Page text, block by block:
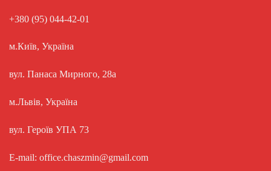
+380 (95) 044-42-01
м.Київ, Україна
вул. Панаса Мирного, 28а
м.Львів, Україна
вул. Героїв УПА 73
E-mail: office.chaszmin@gmail.com